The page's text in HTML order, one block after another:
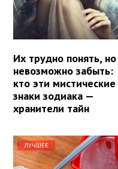
Их трудно понять, но
невозможно забыть:
кто эти мистические
знаки зодиака —
хранители тайн
ЛУЧШЕЕ